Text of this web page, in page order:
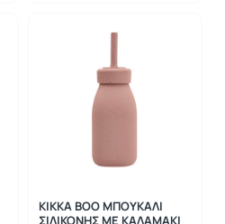
KIKKA BOO ΜΠΟΥΚΑΛΙ